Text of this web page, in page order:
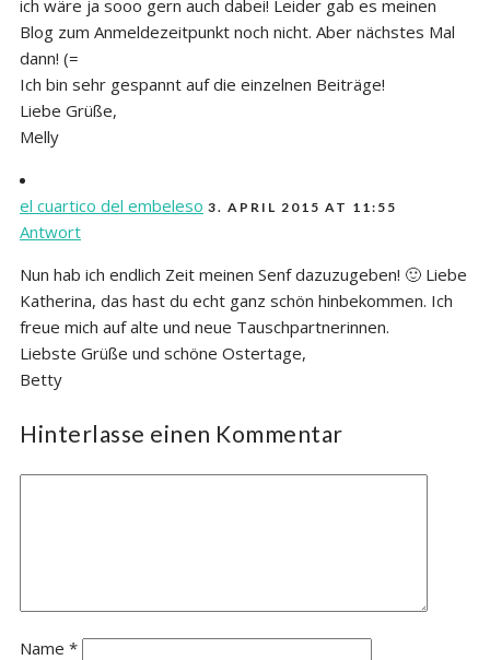
ich wäre ja sooo gern auch dabei! Leider gab es meinen
Blog zum Anmeldezeitpunkt noch nicht. Aber nächstes Mal
dann! (=
Ich bin sehr gespannt auf die einzelnen Beiträge!
Liebe Grüße,
Melly
el cuartico del embeleso 3. APRIL 2015 AT 11:55
Antwort
Nun hab ich endlich Zeit meinen Senf dazuzugeben! 🙂 Liebe
Katherina, das hast du echt ganz schön hinbekommen. Ich
freue mich auf alte und neue Tauschpartnerinnen.
Liebste Grüße und schöne Ostertage,
Betty
Hinterlasse einen Kommentar
Name *